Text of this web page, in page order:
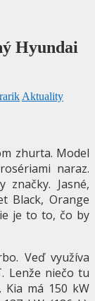
Hyundai
Aktuality
zhurta. Model
naraz.
Jasné,
Black, Orange
je to to, čo by
Veď využíva
Lenže niečo tu
Kia má 150 kW